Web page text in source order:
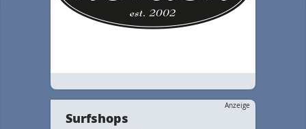
Anzeige
Surfshops